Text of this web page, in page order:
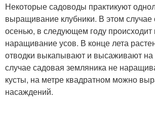
Некоторые садоводы практикуют
выращивание клубники. В этом
осенью, в следующем году
наращивание усов. В конце лета
отводки выкапывают и высаживают на
случае садовая земляника не
кусты, на метре квадратном можно
насаждений.